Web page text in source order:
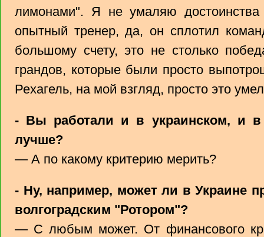
лимонами". Я не умаляю
опытный тренер, да, он сплотил
большому счету, это не столько
грандов, которые были просто
Рехагель, на мой взгляд, просто это
- Вы работали и в украинском, и в
лучше?
— А по какому критерию мерить?
- Ну, например, может ли в Украине
волгоградским "Ротором"?
— С любым может. От финансового